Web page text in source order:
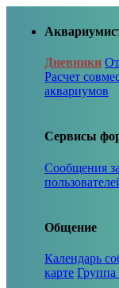
Дневники
Расчет
аквариумов
Сервисы
Сообщения
Общение
Календарь
карте